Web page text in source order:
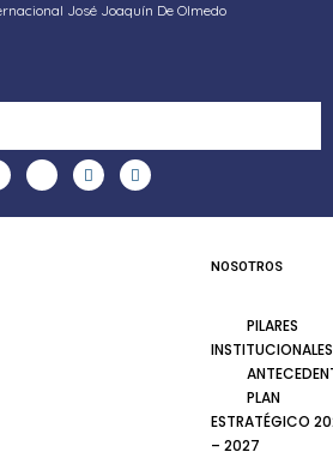
José Joaquín De Olmedo
NOSOTROS
PILARES
INSTITUCIONALES
PLAN
ESTRATÉGICO
– 2027